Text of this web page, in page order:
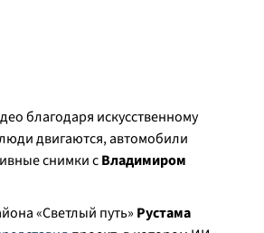
благодаря искусственному
двигаются, автомобили
снимки сВладимиром
«Светлый путь» Рустама